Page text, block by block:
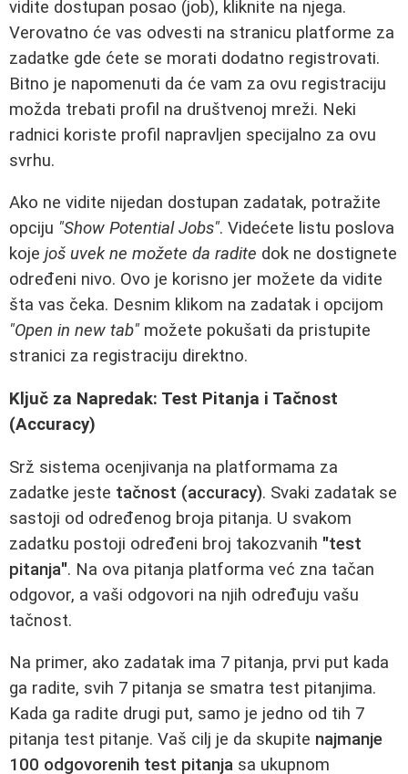
vidite dostupan posao (job), kliknite na njega.
Verovatno će vas odvesti na stranicu platforme za
zadatke gde ćete se morati dodatno registrovati.
Bitno je napomenuti da će vam za ovu registraciju
možda trebati profil na društvenoj mreži. Neki
radnici koriste profil napravljen specijalno za ovu
svrhu.
Ako ne vidite nijedan dostupan zadatak, potražite
opciju "Show Potential Jobs". Videćete listu poslova
koje još uvek ne možete da radite dok ne dostignete
određeni nivo. Ovo je korisno jer možete da vidite
šta vas čeka. Desnim klikom na zadatak i opcijom
"Open in new tab" možete pokušati da pristupite
stranici za registraciju direktno.
Ključ za Napredak: Test Pitanja i Tačnost
(Accuracy)
Srž sistema ocenjivanja na platformama za
zadatke jeste tačnost (accuracy). Svaki zadatak se
sastoji od određenog broja pitanja. U svakom
zadatku postoji određeni broj takozvanih "test
pitanja". Na ova pitanja platforma već zna tačan
odgovor, a vaši odgovori na njih određuju vašu
tačnost.
Na primer, ako zadatak ima 7 pitanja, prvi put kada
ga radite, svih 7 pitanja se smatra test pitanjima.
Kada ga radite drugi put, samo je jedno od tih 7
pitanja test pitanje. Vaš cilj je da skupite najmanje
100 odgovorenih test pitanja sa ukupnom